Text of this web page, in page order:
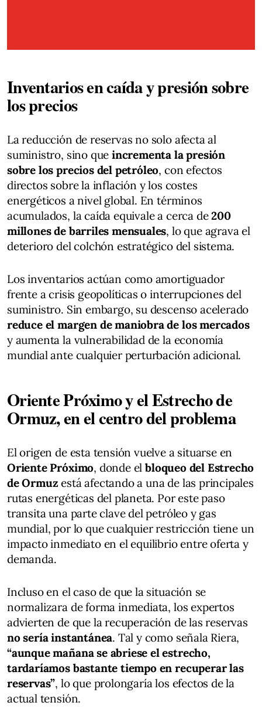
Inventarios en caída y presión sobre
los precios
La reducción de reservas no solo afecta al
suministro, sino queincrementa la presión
sobre los precios del petróleo, con efectos
directos sobre la inflación y los costes
energéticos a nivel global. En términos
acumulados, la caída equivale a cerca de200
millones de barriles mensuales, lo que agrava el
deterioro del colchón estratégico del sistema.
Los inventarios actúan como amortiguador
frente a crisis geopolíticas o interrupciones del
suministro. Sin embargo, su descenso acelerado
reduce el margen de maniobra de los mercados
y aumenta la vulnerabilidad de la economía
mundial ante cualquier perturbación adicional.
Oriente Próximo y el Estrecho de
Ormuz, en el centro del problema
El origen de esta tensión vuelve a situarse en
Oriente Próximo, donde elbloqueo del Estrecho
de Ormuz está afectando a una de las principales
rutas energéticas del planeta. Por este paso
transita una parte clave del petróleo y gas
mundial, por lo que cualquier restricción tiene un
impacto inmediato en el equilibrio entre oferta y
demanda.
Incluso en el caso de que la situación se
normalizara de forma inmediata, los expertos
advierten de que la recuperación de las reservas
no sería instantánea. Tal y como señala Riera,
“aunque mañana se abriese el estrecho,
tardaríamos bastante tiempo en recuperar las
reservas”, lo que prolongaría los efectos de la
actual tensión.